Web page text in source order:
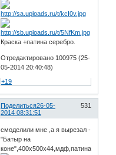
Краска +патина серебро.
Отредактировано 100975 (25-
05-2014 20:40:48)
+19
Поделиться 531
26-05-
2014 08:31:51
смоделили мне ,а я вырезал -
"Батыр на
коне",400х500х44,мдф,патина,лак